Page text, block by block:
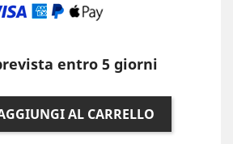
entro 5 giorni
AL CARRELLO